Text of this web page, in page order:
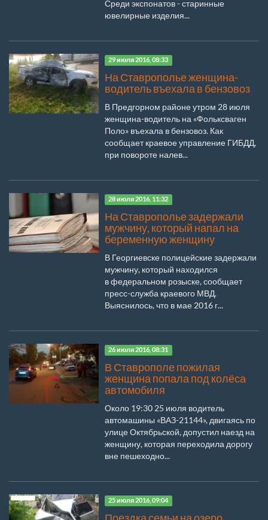
Среди экспонатов - старинные
ювелирные изделия...
29 июля 2016, 08:33
На Ставрополье женщина-
водитель въехала в бензовоз
В Предгорном районе утром 28 июля
женщина-водитель на «Фольксваген
Поло» въехала в бензовоз. Как
сообщает краевое управление ГИБДД,
при повороте налев...
28 июля 2016, 11:32
На Ставрополье задержали
мужчину, который напал на
беременную женщину
В Георгиевске полицейские задержали
мужчину, который находился
в федеральном розыске, сообщает
пресс-служба краевого МВД.
Выяснилось, что в мае 2016 г...
26 июля 2016, 08:31
В Ставрополе пожилая
женщина попала под колёса
автомобиля
Около 19:30 25 июля водитель
автомашины «ВАЗ-21144», двигаясь по
улице Октябрьской, допустил наезд на
женщину, которая переходила дорогу
вне пешеходно...
25 июля 2016, 09:04